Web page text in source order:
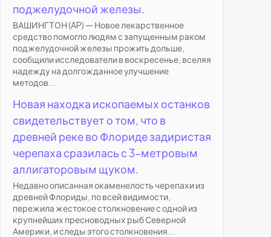
поджелудочной железы.
ВАШИНГТОН (AP) — Новое лекарственное
средство помогло людям с запущенным раком
поджелудочной железы прожить дольше,
сообщили исследователи в воскресенье, вселяя
надежду на долгожданное улучшение
методов...
Новая находка ископаемых останков
свидетельствует о том, что в
древней реке во Флориде задиристая
черепаха сразилась с 3-метровым
аллигаторовым щуком.
Недавно описанная окаменелость черепахи из
древней Флориды, по всей видимости,
пережила жестокое столкновение с одной из
крупнейших пресноводных рыб Северной
Америки, и следы этого столкновения...